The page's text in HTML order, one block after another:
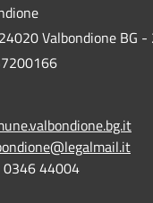
Valbondione BG
0346 44004